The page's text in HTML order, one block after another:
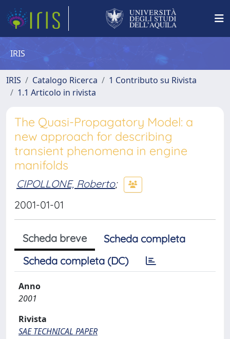
IRIS
IRIS Catalogo Ricerca
1 Contributo su Rivista
1.1 Articolo in rivista
The Quasi-Propagatory Model: a
new approach for describing
transient phenomena in engine
manifolds
CIPOLLONE, Roberto;
2001-01-01
Scheda breve
Scheda completa
Scheda completa (DC)
Anno
2001
Rivista
SAE TECHNICAL PAPER